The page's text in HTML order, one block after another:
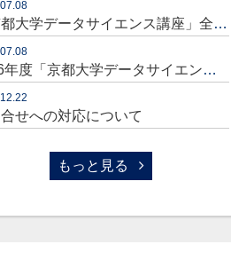
「京都大学データサイエンス講座」全コースセット販売開始のお知らせ
2026年度「京都大学データサイエンス講座」販売開始のお知らせ
せへの対応について
もっと見る